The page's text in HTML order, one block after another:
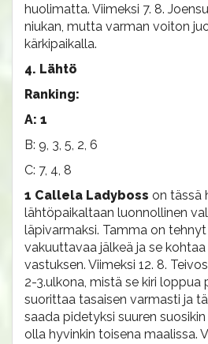
huolimatta. Viimeksi 7. 8.
niukan, mutta varman voiton
kärkipaikalla.
4. Lähtö
Ranking:
A: 1
B: 9, 3, 5, 2, 6
C: 7, 4, 8
1 Callela Ladyboss on tässä
lähtöpaikaltaan luonnollinen
läpivarmaksi. Tamma on
vakuuttavaa jälkeä ja se
vastuksen. Viimeksi 12. 8.
2-3.ulkona, mistä se kiri loppua
suorittaa tasaisen varmasti ja
saada pidetyksi suuren
olla hyvinkin toisena maalissa.